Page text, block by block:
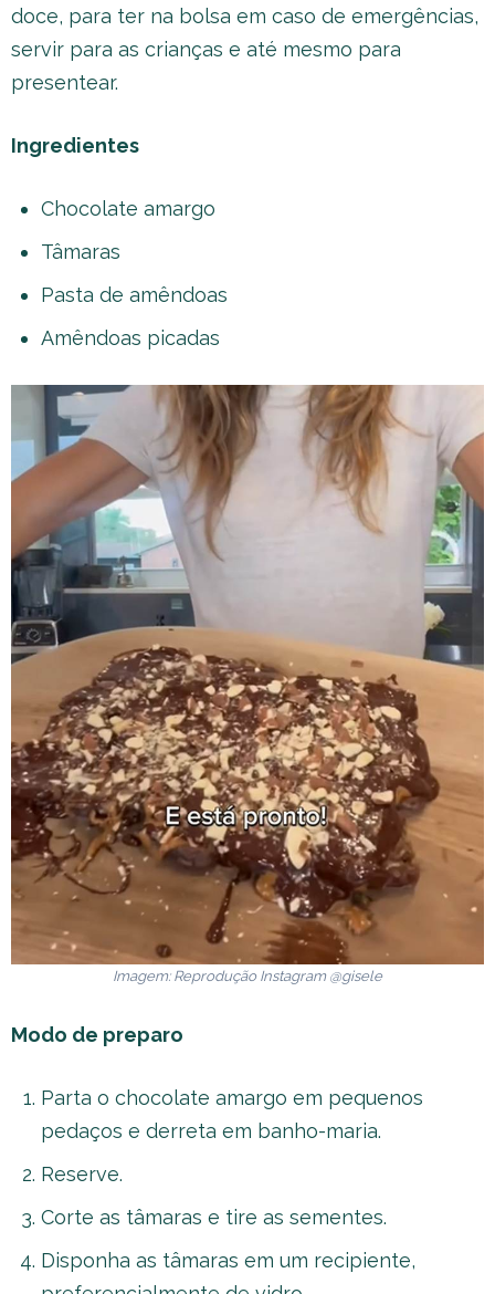
doce, para ter na bolsa em caso de emergências,
servir para as crianças e até mesmo para
presentear.
Ingredientes
Chocolate amargo
Tâmaras
Pasta de amêndoas
Amêndoas picadas
Imagem: Reprodução Instagram @gisele
Modo de preparo
Parta o chocolate amargo em pequenos
pedaços e derreta em banho-maria.
Reserve.
Corte as tâmaras e tire as sementes.
Disponha as tâmaras em um recipiente,